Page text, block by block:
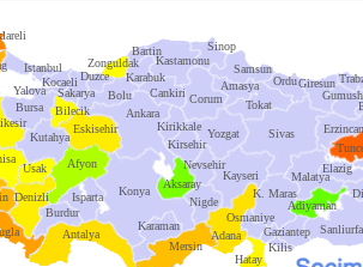
Ankara
Bursa
Istanbul
Kocaeli
Sakarya
Zonguldak
Bolu
Bilecik
Eskisehir
Kutahya
Denizli
Burdur
Usak Afyon
Isparta
Antalya
Konya
Mersin
Kirsehir
Cankiri
Kastamonu
Sinop
Corum
Yozgat
Nevsehir
Nigde
Adana
Hatay
K. Maras
Kayseri
Sivas
Tokat
Amasya
Samsun
OrduGiresun
Erzincan
Malatya
Gaziantep Sanliurfa
Adiyaman
Elazig
Kirikkale
Karaman
Aksaray
Kilis
Duzce Karabuk
Bartin
Osmaniye
Yalova